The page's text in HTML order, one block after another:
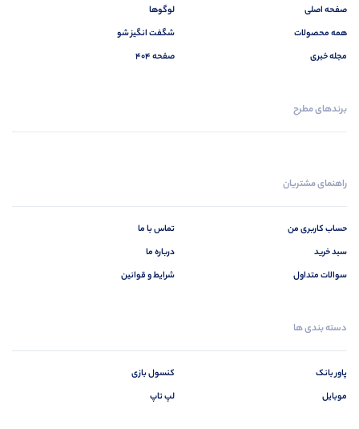
صفحه اصلی
همه محصولات
مجله خبری
لوگوها
شگفت انگیز شو
صفحه 404
برندهای مطرح
راهنمای مشتریان
حساب کاربری من
سبد خرید
سوالات متداول
تماس با ما
درباره ما
شرایط و قوانین
دسته بندی ها
پاور بانک
موبایل
کنسول بازی
لپ تاپ